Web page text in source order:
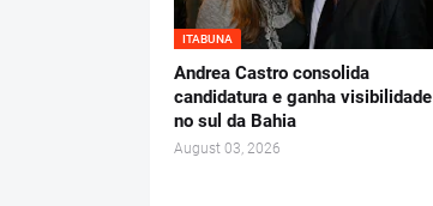
ITABUNA
Andrea Castro consolida
candidatura e ganha visibilidade
no sul da Bahia
August 03, 2026